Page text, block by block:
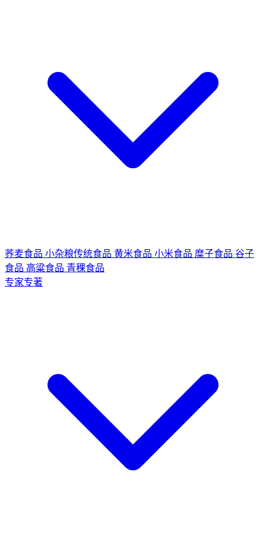
荞麦食品 小杂粮传统食品 黄米食品 小米食品 糜子食品 谷子
食品 高粱食品 青稞食品
专家专著